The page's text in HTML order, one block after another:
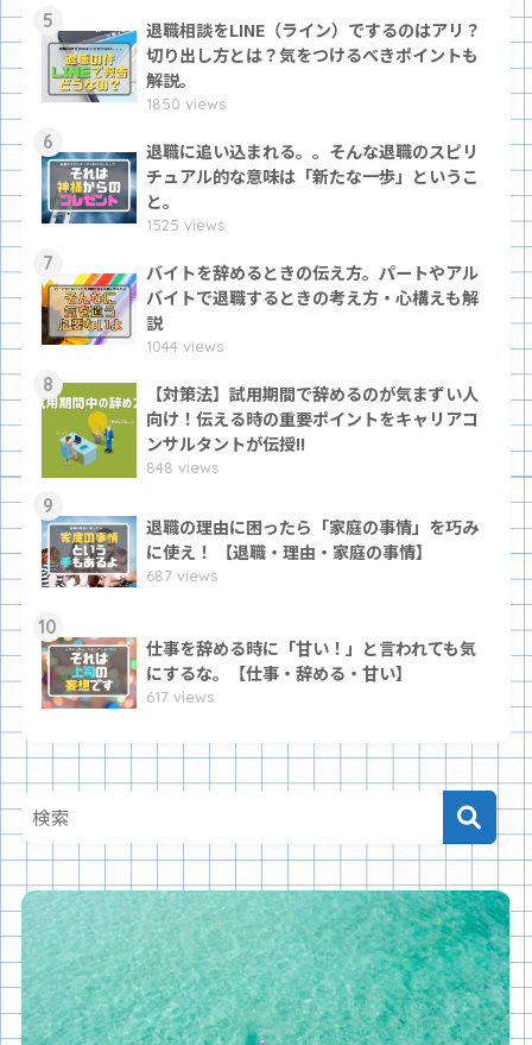
5
退職相談をLINE（ライン）でするのはアリ？
切り出し方とは？気をつけるべきポイントも
解説。
1850 views
6
退職に追い込まれる。。そんな退職のスピリ
チュアル的な意味は「新たな一歩」というこ
と。
1525 views
7
バイトを辞めるときの伝え方。パートやアル
バイトで退職するときの考え方・心構えも解
説
1044 views
8
【対策法】試用期間で辞めるのが気まずい人
向け！伝える時の重要ポイントをキャリアコ
ンサルタントが伝授!!
848 views
9
退職の理由に困ったら「家庭の事情」を巧み
に使え！ 【退職・理由・家庭の事情】
687 views
10
仕事を辞める時に「甘い！」と言われても気
にするな。【仕事・辞める・甘い】
617 views